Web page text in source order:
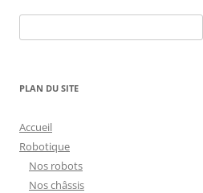
PLAN DU SITE
Accueil
Robotique
Nos robots
Nos châssis